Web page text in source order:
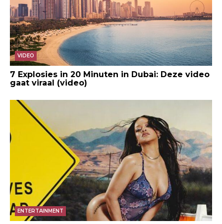
VIDEO
7 Explosies in 20 Minuten in Dubai: Deze video
gaat viraal (video)
ENTERTAINMENT